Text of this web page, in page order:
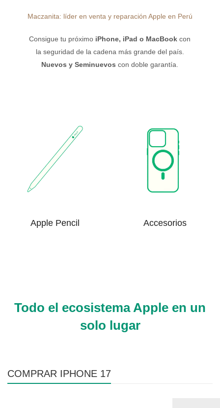
Maczanita: líder en venta y reparación Apple en Perú
Consigue tu próximo iPhone, iPad o MacBook con
la seguridad de la cadena más grande del país.
Nuevos y Seminuevos con doble garantía.
Apple Pencil Accesorios
Todo el ecosistema Apple en un
solo lugar
COMPRAR IPHONE 17